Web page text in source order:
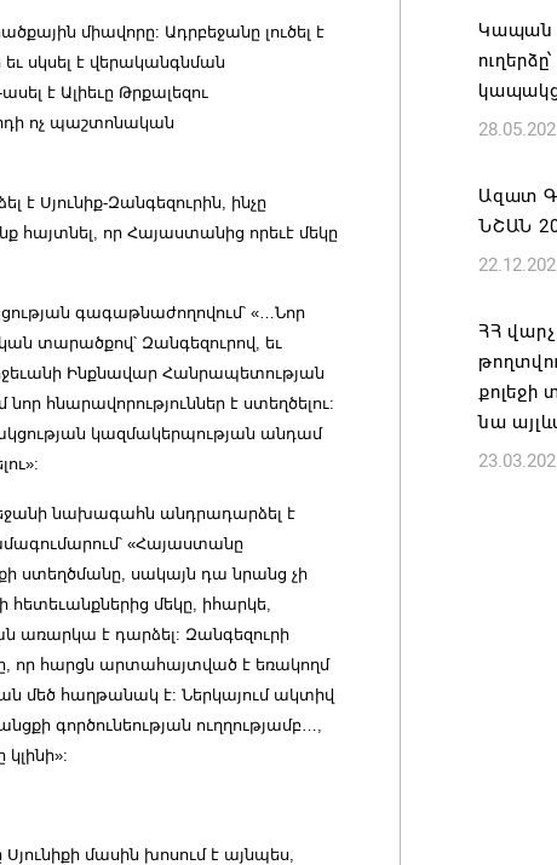
միավորը: Ադրբեջանը լուծել է
սկսել է վերականգնման
է Ալիեւը Թրքալեզու
ոչ պաշտոնական
է Սյունիք-Զանգեզուրին, ինչը
հայտնել, որ Հայաստանից որեւէ մեկը
գագաթնաժողովում՝ «…Նոր
տարածքով՝ Զանգեզուրով, եւ
Ինքնավար Հանրապետության
հնարավորություններ է ստեղծելու:
կազմակերպության անդամ
նախագահն անդրադարձել է
«Հայաստանը
ստեղծմանը, սակայն դա նրանց չի
մեկը, իհարկե,
առարկա է դարձել: Զանգեզուրի
որ հարցն արտահայտված է եռակողմ
մեծ հաղթանակ է: Ներկայում ակտիվ
գործունեության ուղղությամբ…,
մասին խոսում է այնպես,
է
TRIP
Կապան
Ազատ
ՆՇԱՆ
ՀՀ
քոլեջի
նա